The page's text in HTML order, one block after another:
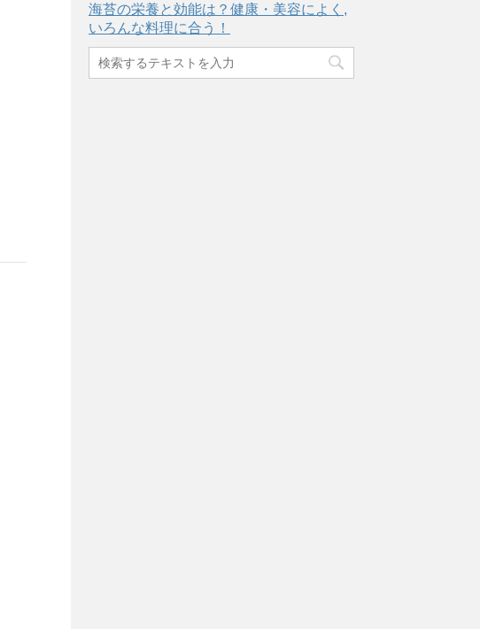
海苔の栄養と効能は？健康・美容によく,
いろんな料理に合う！